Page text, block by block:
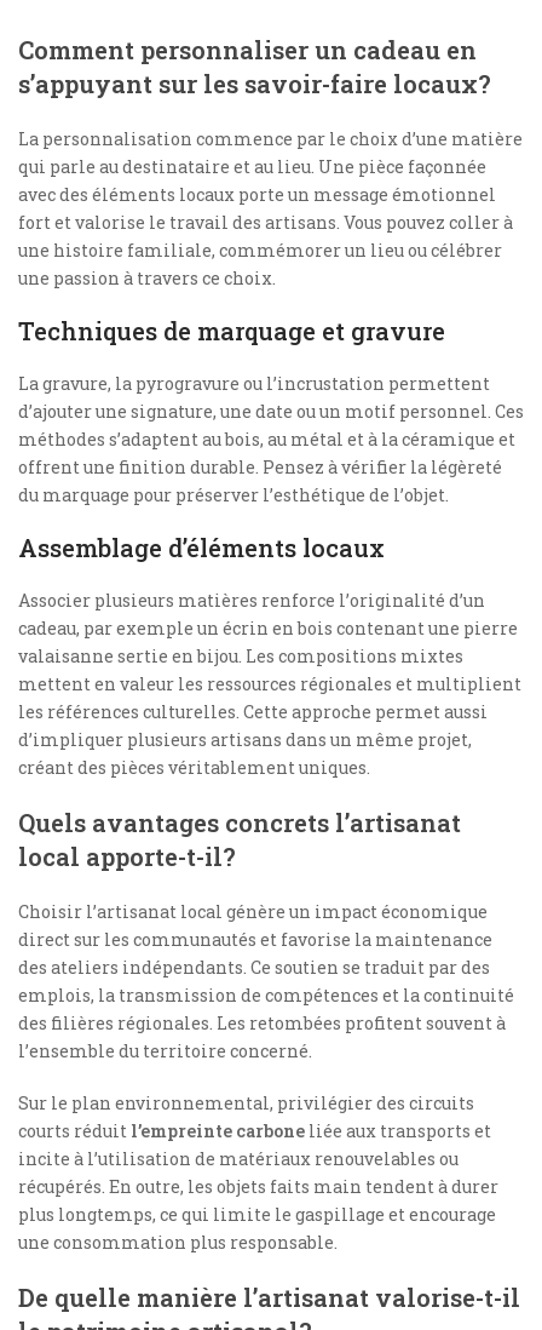
Comment personnaliser un cadeau en
s’appuyant sur les savoir-faire locaux?
La personnalisation commence par le choix d’une matière
qui parle au destinataire et au lieu. Une pièce façonnée
avec des éléments locaux porte un message émotionnel
fort et valorise le travail des artisans. Vous pouvez coller à
une histoire familiale, commémorer un lieu ou célébrer
une passion à travers ce choix.
Techniques de marquage et gravure
La gravure, la pyrogravure ou l’incrustation permettent
d’ajouter une signature, une date ou un motif personnel. Ces
méthodes s’adaptent au bois, au métal et à la céramique et
offrent une finition durable. Pensez à vérifier la légèreté
du marquage pour préserver l’esthétique de l’objet.
Assemblage d’éléments locaux
Associer plusieurs matières renforce l’originalité d’un
cadeau, par exemple un écrin en bois contenant une pierre
valaisanne sertie en bijou. Les compositions mixtes
mettent en valeur les ressources régionales et multiplient
les références culturelles. Cette approche permet aussi
d’impliquer plusieurs artisans dans un même projet,
créant des pièces véritablement uniques.
Quels avantages concrets l’artisanat
local apporte-t-il?
Choisir l’artisanat local génère un impact économique
direct sur les communautés et favorise la maintenance
des ateliers indépendants. Ce soutien se traduit par des
emplois, la transmission de compétences et la continuité
des filières régionales. Les retombées profitent souvent à
l’ensemble du territoire concerné.
Sur le plan environnemental, privilégier des circuits
courts réduit l’empreinte carbone liée aux transports et
incite à l’utilisation de matériaux renouvelables ou
récupérés. En outre, les objets faits main tendent à durer
plus longtemps, ce qui limite le gaspillage et encourage
une consommation plus responsable.
De quelle manière l’artisanat valorise-t-il